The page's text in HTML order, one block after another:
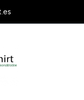
Mask Ref: Jdm70